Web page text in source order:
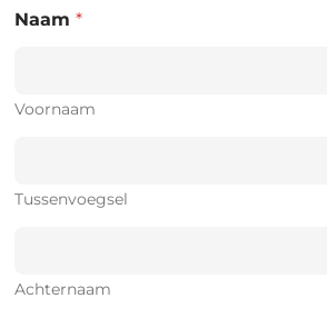
Naam *
Voornaam
Tussenvoegsel
Achternaam